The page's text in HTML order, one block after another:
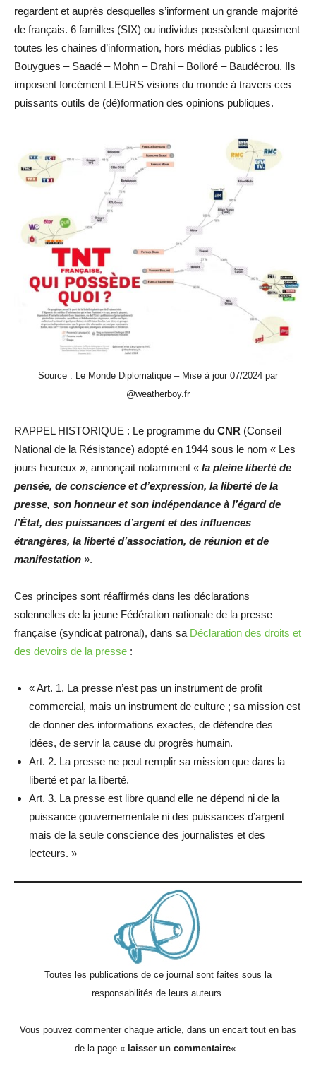
regardent et auprès desquelles s’informent un grande majorité
de français. 6 familles (SIX) ou individus possèdent quasiment
toutes les chaines d’information, hors médias publics : les
Bouygues – Saadé – Mohn – Drahi – Bolloré – Baudécrou. Ils
imposent forcément LEURS visions du monde à travers ces
puissants outils de (dé)formation des opinions publiques.
Source : Le Monde Diplomatique – Mise à jour 07/2024 par
@weatherboy.fr
RAPPEL HISTORIQUE : Le programme du CNR (Conseil
National de la Résistance) adopté en 1944 sous le nom « Les
jours heureux », annonçait notamment «la pleine liberté de
pensée, de conscience et d’expression, la liberté de la
presse, son honneur et son indépendance à l’égard de
l’État, des puissances d’argent et des influences
étrangères, la liberté d’association, de réunion et de
manifestation ».
Ces principes sont réaffirmés dans les déclarations
solennelles de la jeune Fédération nationale de la presse
française (syndicat patronal), dans sa Déclaration des droits et
des devoirs de la presse :
« Art. 1. La presse n’est pas un instrument de profit
commercial, mais un instrument de culture ; sa mission est
de donner des informations exactes, de défendre des
idées, de servir la cause du progrès humain.
Art. 2. La presse ne peut remplir sa mission que dans la
liberté et par la liberté.
Art. 3. La presse est libre quand elle ne dépend ni de la
puissance gouvernementale ni des puissances d’argent
mais de la seule conscience des journalistes et des
lecteurs. »
Toutes les publications de ce journal sont faites sous la
responsabilités de leurs auteurs.
Vous pouvez commenter chaque article, dans un encart tout en bas
de la page « laisser un commentaire« .